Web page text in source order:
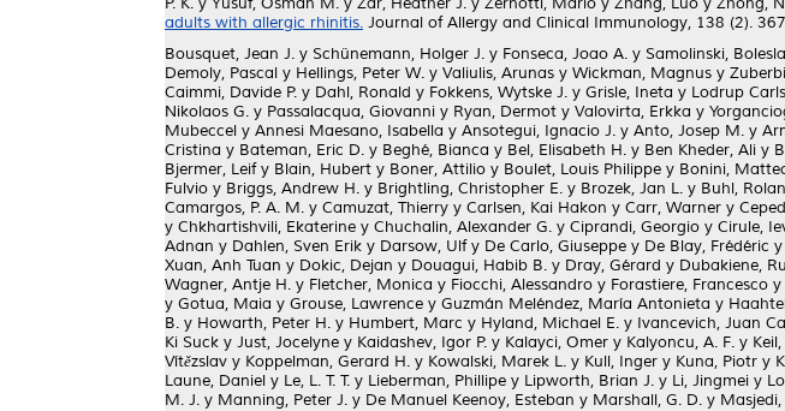
adults with allergic rhinitis. Journal of Allergy and Clinical Immunology, 138 (2).
Bousquet, Jean J. y Schünemann, Holger J. y Fonseca, Joao A. y Samolinski,
Demoly, Pascal y Hellings, Peter W. y Valiulis, Arunas y Wickman, Magnus y
Caimmi, Davide P. y Dahl, Ronald y Fokkens, Wytske J. y Grisle, Ineta y Lodrup
Nikolaos G. y Passalacqua, Giovanni y Ryan, Dermot y Valovirta, Erkka y
Mubeccel y Annesi Maesano, Isabella y Ansotegui, Ignacio J. y Anto, Josep M. y
Cristina y Bateman, Eric D. y Beghé, Bianca y Bel, Elisabeth H. y Ben Kheder, Ali y
Bjermer, Leify Blain, Hubert y Boner, Attilio y Boulet, Louis Philippe y Bonini,
Fulvio y Briggs, Andrew H. y Brightling, Christopher E. y Brozek, Jan L. y Buhl,
Camargos, P. A. M. y Camuzat, Thierry y Carlsen, Kai Hakon y Carr, Warner y
y Chkhartishvili, Ekaterine y Chuchalin, Alexander G. y Ciprandi, Georgio y Cirule,
Adnan y Dahlen, Sven Erik y Darsow, Ulfy De Carlo, Giuseppe y De Blay, Frédéric y
Xuan, Anh Tuan y Dokic, Dejan y Douagui, Habib B. y Dray, Gérard y Dubakiene,
Wagner, Antje H. y Fletcher, Monica y Fiocchi, Alessandro y Forastiere, Francesco y
y Gotua, Maia y Grouse, Lawrence y Guzmán Meléndez, María Antonieta y
B. y Howarth, Peter H. y Humbert, Marc y Hyland, Michael E. y Ivancevich, Juan
Ki Suck y Just, Jocelyne y Kaidashev, Igor P. y Kalayci, Omer y Kalyoncu, A. F. y
Vítězslav y Koppelman, Gerard H. y Kowalski, Marek L. y Kull, Inger y Kuna, Piotr y
Laune, Daniel y Le, L. T. T. y Lieberman, Phillipe y Lipworth, Brian J. y Li, Jingmei y
M. J. y Manning, Peter J. y De Manuel Keenoy, Esteban y Marshall, G. D. y